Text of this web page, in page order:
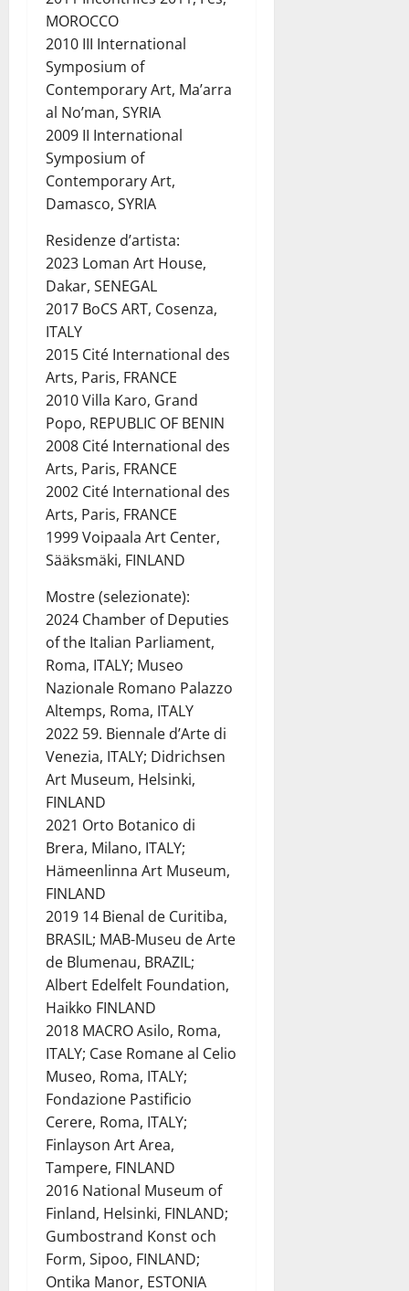
MOROCCO
2010 III International
Symposium of
Contemporary Art, Ma’arra
al No’man, SYRIA
2009 II International
Symposium of
Contemporary Art,
Damasco, SYRIA
Residenze d’artista:
2023 Loman Art House,
Dakar, SENEGAL
2017 BoCS ART, Cosenza,
ITALY
2015 Cité International des
Arts, Paris, FRANCE
2010 Villa Karo, Grand
Popo, REPUBLIC OF BENIN
2008 Cité International des
Arts, Paris, FRANCE
2002 Cité International des
Arts, Paris, FRANCE
1999 Voipaala Art Center,
Sääksmäki, FINLAND
Mostre (selezionate):
2024 Chamber of Deputies
of the Italian Parliament,
Roma, ITALY; Museo
Nazionale Romano Palazzo
Altemps, Roma, ITALY
2022 59. Biennale d’Arte di
Venezia, ITALY; Didrichsen
Art Museum, Helsinki,
FINLAND
2021 Orto Botanico di
Brera, Milano, ITALY;
Hämeenlinna Art Museum,
FINLAND
2019 14 Bienal de Curitiba,
BRASIL; MAB-Museu de Arte
de Blumenau, BRAZIL;
Albert Edelfelt Foundation,
Haikko FINLAND
2018 MACRO Asilo, Roma,
ITALY; Case Romane al Celio
Museo, Roma, ITALY;
Fondazione Pastificio
Cerere, Roma, ITALY;
Finlayson Art Area,
Tampere, FINLAND
2016 National Museum of
Finland, Helsinki, FINLAND;
Gumbostrand Konst och
Form, Sipoo, FINLAND;
Ontika Manor, ESTONIA